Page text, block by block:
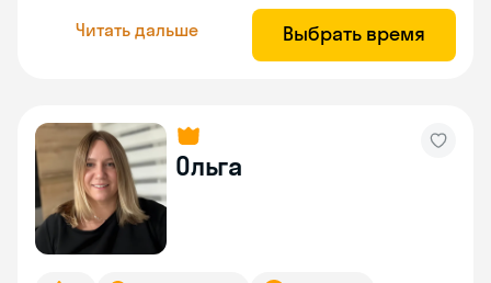
Читать дальше Выбрать время
Ольга